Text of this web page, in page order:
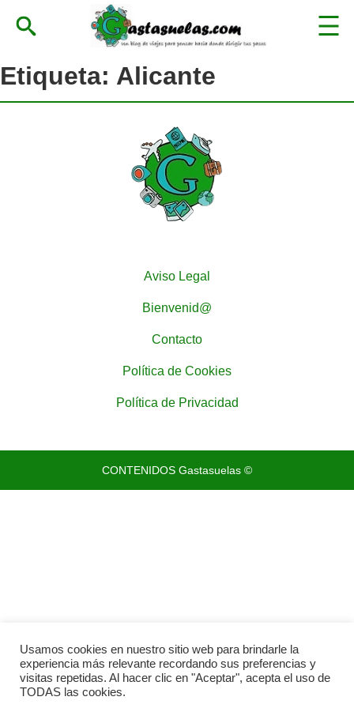
Etiqueta: Alicante
Aviso Legal
Bienvenid@
Contacto
Política de Cookies
Política de Privacidad
CONTENIDOS Gastasuelas ©
Usamos cookies en nuestro sitio web para brindarle la
experiencia más relevante recordando sus preferencias y
visitas repetidas. Al hacer clic en "Aceptar", acepta el uso de
TODAS las cookies.